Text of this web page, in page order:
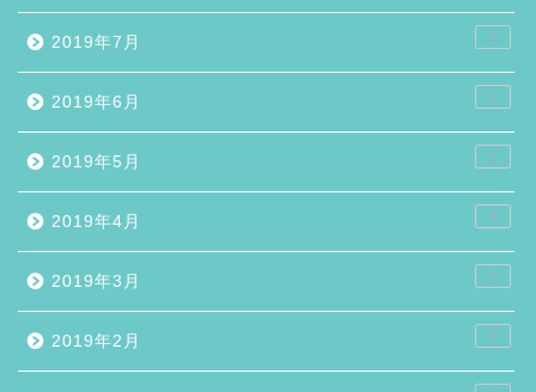
2019年7月 1
2019年6月 1
2019年5月 1
2019年4月 3
2019年3月 1
2019年2月 2